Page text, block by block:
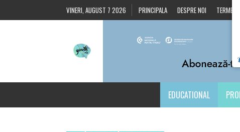
VINERI, AUGUST 7 2026 PRINCIPALA DESPRE NOI TERMENI
EDUCATIONAL